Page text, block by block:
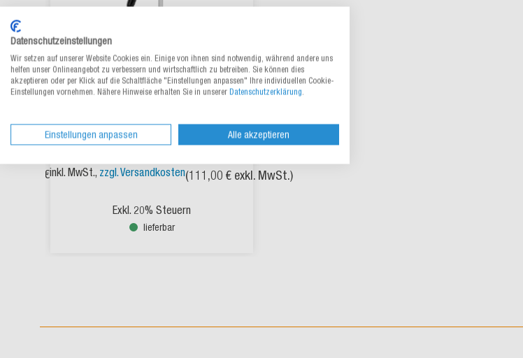
für Stretchfolie
133,20 €inkl. MwSt., zzgl. Versandkosten(111,00 € exkl. MwSt.)
Exkl. 20% Steuern
lieferbar
Datenschutzeinstellungen
Wir setzen auf unserer Website Cookies ein. Einige von ihnen sind notwendig, während andere uns
helfen unser Onlineangebot zu verbessern und wirtschaftlich zu betreiben. Sie können dies
akzeptieren oder per Klick auf die Schaltfläche "Einstellungen anpassen" Ihre individuellen Cookie-
Einstellungen vornehmen. Nähere Hinweise erhalten Sie in unserer Datenschutzerklärung.
Einstellungen anpassen Alle akzeptieren